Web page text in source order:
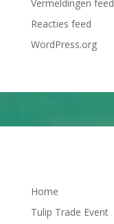
Vermeldingen feed
Reacties feed
WordPress.org
Home
Tulip Trade Event